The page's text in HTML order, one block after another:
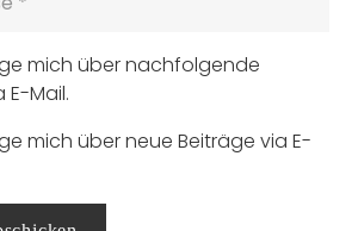
mich über nachfolgende
Mail.
mich über neue Beiträge via E-